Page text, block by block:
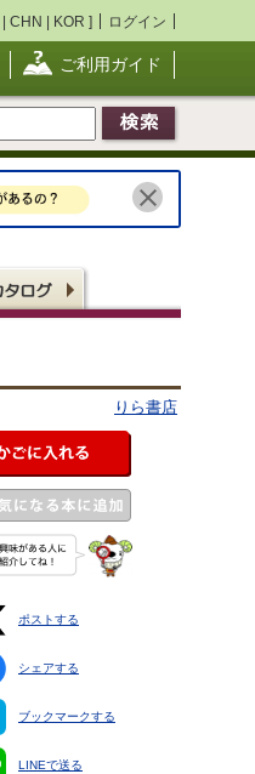
| CHN | KOR ] ログイン
ご利用ガイド
りら書店
ポストする
シェアする
ブックマークする
LINEで送る